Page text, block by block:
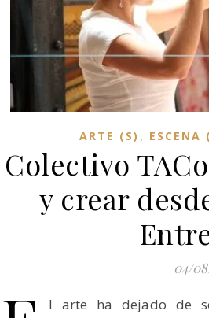
ARTE (S) , ESCENA
Colectivo
y crear
04/
l arte ha dejado de